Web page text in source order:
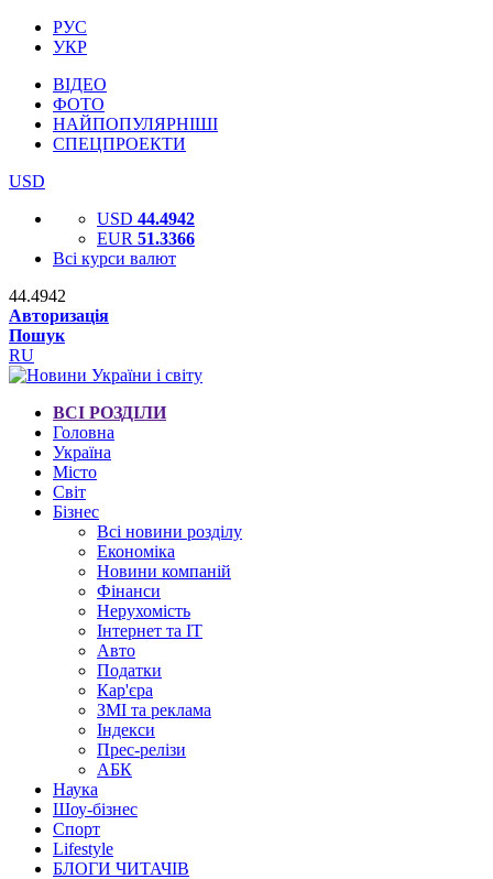
РУС
УКР
ВІДЕО
ФОТО
НАЙПОПУЛЯРНІШІ
СПЕЦПРОЕКТИ
USD
USD 44.4942
EUR 51.3366
Всі курси валют
44.4942
Авторизація
Пошук
RU
ВСІ РОЗДІЛИ
Головна
Україна
Місто
Світ
Бізнес
Всі новини розділу
Економіка
Новини компаній
Фінанси
Нерухомість
Інтернет та IT
Авто
Податки
Кар'єра
ЗМІ та реклама
Індекси
Прес-релізи
АБК
Наука
Шоу-бізнес
Спорт
Lifestyle
БЛОГИ ЧИТАЧІВ